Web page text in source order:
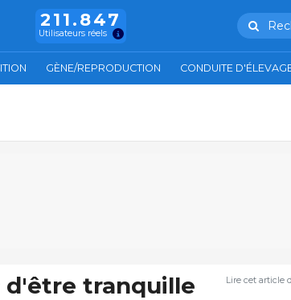
211.847
Utilisateurs réels
GÈNE/REPRODUCTION CONDUITE
Lire cet article
d'être tranquille